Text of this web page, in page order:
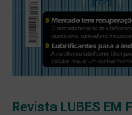
Revista LUBES EM